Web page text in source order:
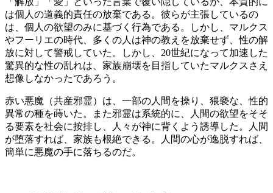
は個人の道義的責任の放棄である。彼らが主張しているの
は、個人の欲望のみに基づく行為である。しかし、マルクス
やフーリエの時代、多くの人は神の教えを放棄せず、性の解
放に対して警戒していた。しかし、20世紀になって加速した
驚異的な性の乱れは、家族崩壊を目指していたマルクスさえ
想像しなかったであろう。
赤い悪魔（共産邪霊）は、一部の人間を操り、猥褻な、性的
異常の種を蒔いた。また邪霊は系統的に、人間の欲望をそそ
る要素を社会に按排し、人々が神に背くよう誘導した。人間
が堕落すれば、家族も根絶できる。人間の心が逸脱すれば、
簡単に悪魔の手に落ちるのだ。